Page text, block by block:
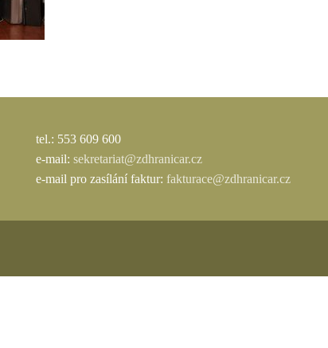
tel.: 553 609 600
e-mail: sekretariat@zdhranicar.cz
e-mail pro zasílání faktur: fakturace@zdhranicar.cz